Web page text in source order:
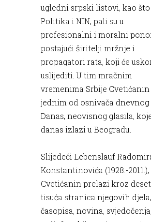
ugledni srpski listovi, kao što
Politika i NIN, pali su u
profesionalni i moralni
postajući širitelji mržnje i
propagatori rata, koji će
uslijediti. U tim mračnim
vremenima Srbije
jednim od osnivača dnevnog
Danas, neovisnog glasila,
danas izlazi u Beogradu.
Slijedeći Lebenslauf
Konstantinovića (1928.-2011.),
Cvetićanin prelazi kroz
tisuća stranica njegovih djela,
časopisa, novina, svjedočenja,